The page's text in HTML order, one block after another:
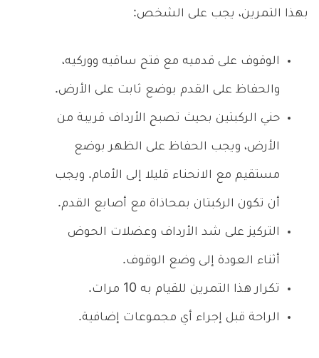
بهذا التمرين، يجب على الشخص:
الوقوف على قدميه مع فتح ساقيه ووركيه،
والحفاظ على القدم بوضع ثابت على الأرض.
حني الركبتين بحيث تصبح الأرداف قريبة من
الأرض، ويجب الحفاظ على الظهر بوضع
مستقيم مع الانحناء قليلا إلى الأمام. ويجب
أن تكون الركبتان بمحاذاة مع أصابع القدم.
التركيز على شد الأرداف وعضلات الحوض
أثناء العودة إلى وضع الوقوف.
تكرار هذا التمرين للقيام به 10 مرات.
الراحة قبل إجراء أي مجموعات إضافية.